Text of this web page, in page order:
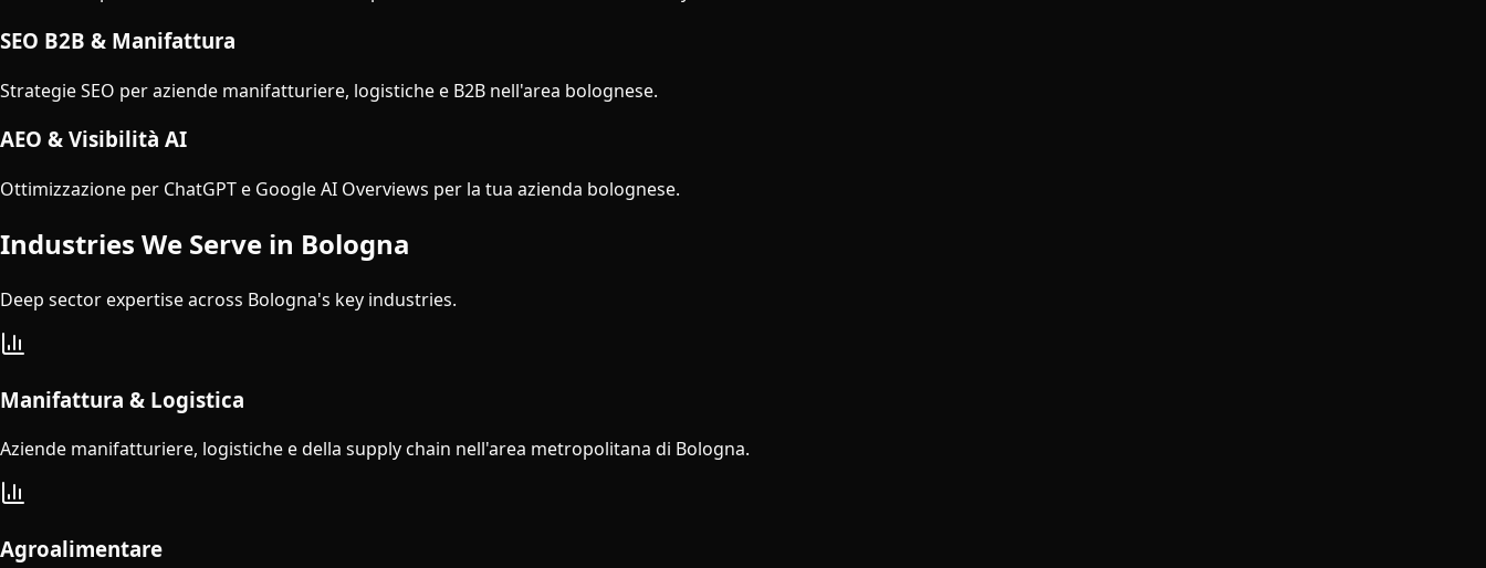
SEO B2B & Manifattura
Strategie SEO per aziende manifatturiere, logistiche e B2B nell'area bolognese.
AEO & Visibilità AI
Ottimizzazione per ChatGPT e Google AI Overviews per la tua azienda bolognese.
Industries We Serve in Bologna
Deep sector expertise across Bologna's key industries.
Manifattura & Logistica
Aziende manifatturiere, logistiche e della supply chain nell'area metropolitana di Bologna.
Agroalimentare